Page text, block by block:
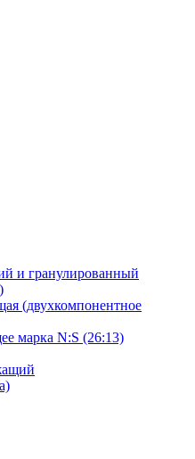
и гранулированный
(двухкомпонентное
марка N:S (26:13)